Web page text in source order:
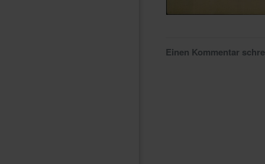
Einen Kommentar